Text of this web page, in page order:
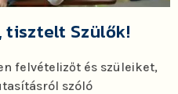
tisztelt Szülők!
felvételizőt és szüleiket,
szóló